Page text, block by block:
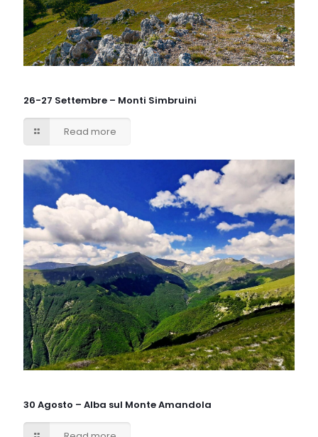
26-27 Settembre – Monti Simbruini
Read more
30 Agosto – Alba sul Monte Amandola